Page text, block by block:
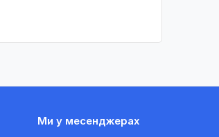
Ми у месенджерах